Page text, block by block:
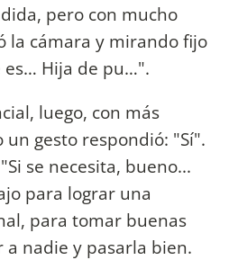
pero con mucho
la cámara y mirando fijo
es… Hija de pu…".
luego, con más
gesto respondió: "Sí".
se necesita, bueno...
para lograr una
para tomar buenas
a nadie y pasarla bien.